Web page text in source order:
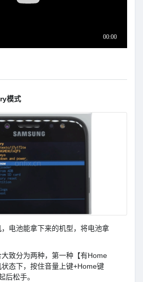
模式
电池能拿下来的机型，将电池拿
致分为两种，第一种【有Home
态下，按住音量上键+Home键
后松手。